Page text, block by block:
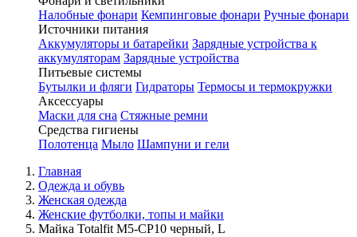
Налобные фонари Кемпинговые фонари Ручные фонари
Источники питания
Аккумуляторы и батарейки Зарядные устройства к
аккумуляторам Зарядные устройства
Питьевые системы
Бутылки и фляги Гидраторы Термосы и термокружки
Аксессуары
Маски для сна Стяжные ремни
Средства гигиены
Полотенца Мыло Шампуни и гели
Главная
Одежда и обувь
Женская одежда
Женские футболки, топы и майки
Майка Totalfit M5-CP10 черный, L